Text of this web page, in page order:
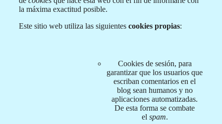
la máxima exactitud posible.
Este sitio web utiliza las siguientes cookies propias:
Cookies de sesión, para
garantizar que los usuarios que
escriban comentarios en el
blog sean humanos y no
aplicaciones automatizadas.
De esta forma se combate
el spam.